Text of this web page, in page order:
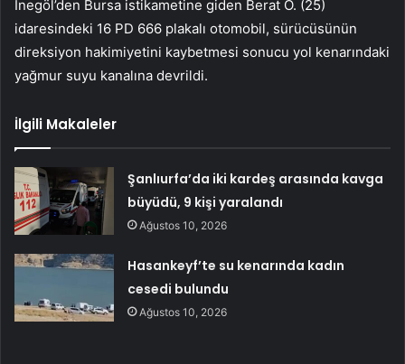
İnegöl’den Bursa istikametine giden Berat Ö. (25)
idaresindeki 16 PD 666 plakalı otomobil, sürücüsünün
direksiyon hakimiyetini kaybetmesi sonucu yol kenarındaki
yağmur suyu kanalına devrildi.
İlgili Makaleler
Şanlıurfa’da iki kardeş arasında kavga
büyüdü, 9 kişi yaralandı
Ağustos 10, 2026
Hasankeyf’te su kenarında kadın
cesedi bulundu
Ağustos 10, 2026